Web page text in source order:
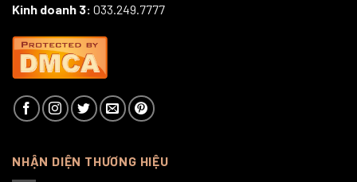
Kinh doanh 3: 033.249.7777
NHẬN DIỆN THƯƠNG HIỆU